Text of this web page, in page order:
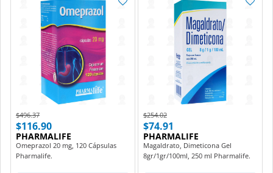
Price reduced from
$496.37to
$116.90
PHARMALIFE
Omeprazol 20 mg, 120 Cápsulas
Pharmalife.
Price reduced from
$254.02to
$74.91
PHARMALIFE
Magaldrato, Dimeticona Gel
8gr/1gr/100ml, 250 ml Pharmalife.